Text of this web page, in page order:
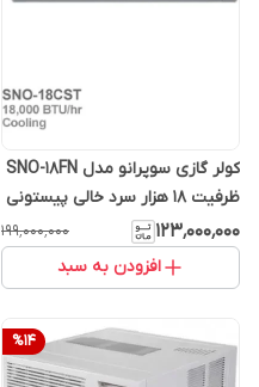
کولر گازی سوپرانو مدل SNO-18FN
ظرفیت ۱۸ هزار سرد خالی پیستونی
T3
۱۲۳٬۰۰۰٬۰۰۰ ۱۹۹٬۰۰۰٬۰۰۰
افزودن به سبد
%14